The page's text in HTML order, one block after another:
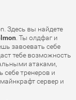
Здесь вы найдете
. Ты олдфаг и
завоевать себе
тебе возможность
атаками,
себе тренеров и
сервер и